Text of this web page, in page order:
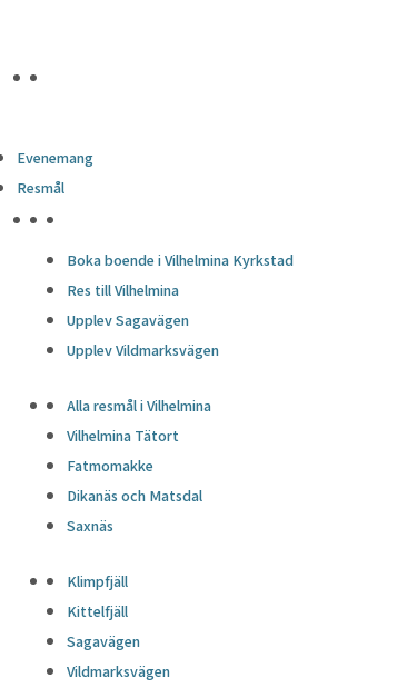
Evenemang
Resmål
Boka boende i Vilhelmina Kyrkstad
Res till Vilhelmina
Upplev Sagavägen
Upplev Vildmarksvägen
Alla resmål i Vilhelmina
Vilhelmina Tätort
Fatmomakke
Dikanäs och Matsdal
Saxnäs
Klimpfjäll
Kittelfjäll
Sagavägen
Vildmarksvägen